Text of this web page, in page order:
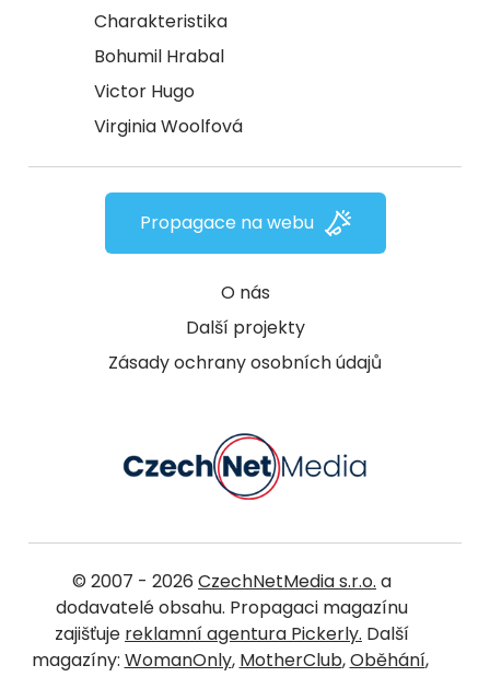
Charakteristika
Bohumil Hrabal
Victor Hugo
Virginia Woolfová
O nás
Další projekty
Zásady ochrany osobních údajů
Propagace na webu
© 2007 - 2026 CzechNetMedia s.r.o. a
dodavatelé obsahu. Propagaci magazínu
zajišťuje reklamní agentura Pickerly. Další
magazíny: WomanOnly, MotherClub,Oběhání,